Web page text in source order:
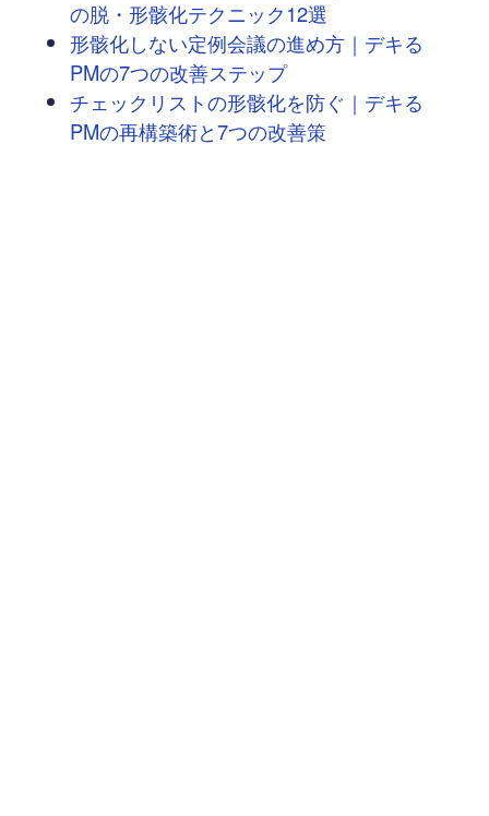
の脱・形骸化テクニック12選
形骸化しない定例会議の進め方｜デキる
PMの7つの改善ステップ
チェックリストの形骸化を防ぐ｜デキる
PMの再構築術と7つの改善策